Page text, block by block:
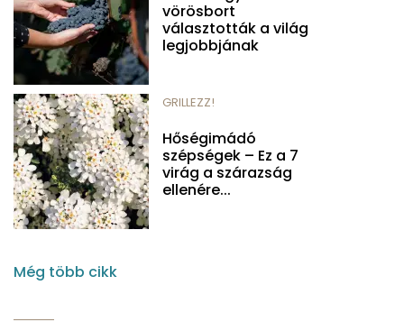
vörösbort
választották a világ
legjobbjának
GRILLEZZ!
Hőségimádó
szépségek – Ez a 7
virág a szárazság
ellenére...
Még több cikk